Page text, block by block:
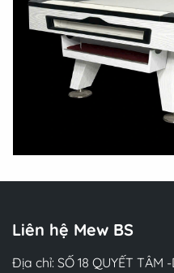
Liên hệ Mew BS
Địa chỉ: SỐ 18 QUYẾT TÂM